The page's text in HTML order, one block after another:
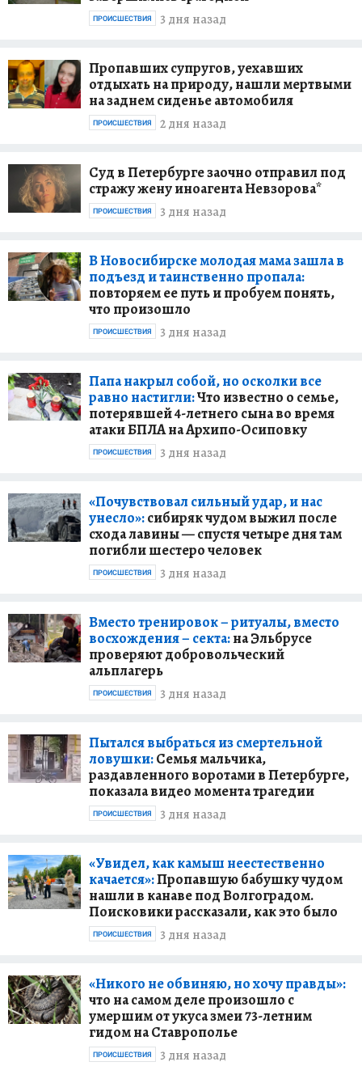
3 дня назад
ПРОИСШЕСТВИЯ
Пропавших супругов, уехавших
отдыхать на природу, нашли мертвыми
на заднем сиденье автомобиля
2 дня назад
ПРОИСШЕСТВИЯ
Суд в Петербурге заочно отправил под
стражу жену иноагента Невзорова*
3 дня назад
ПРОИСШЕСТВИЯ
В Новосибирске молодая мама зашла в
подъезд и таинственно пропала:
повторяем ее путь и пробуем понять,
что произошло
3 дня назад
ПРОИСШЕСТВИЯ
Папа накрыл собой, но осколки все
равно настигли:Что известно о семье,
потерявшей 4-летнего сына во время
атаки БПЛА на Архипо-Осиповку
3 дня назад
ПРОИСШЕСТВИЯ
«Почувствовал сильный удар, и нас
унесло»:сибиряк чудом выжил после
схода лавины — спустя четыре дня там
погибли шестеро человек
3 дня назад
ПРОИСШЕСТВИЯ
Вместо тренировок – ритуалы, вместо
восхождения – секта:на Эльбрусе
проверяют добровольческий
альплагерь
3 дня назад
ПРОИСШЕСТВИЯ
Пытался выбраться из смертельной
ловушки:Семья мальчика,
раздавленного воротами в Петербурге,
показала видео момента трагедии
3 дня назад
ПРОИСШЕСТВИЯ
«Увидел, как камыш неестественно
качается»:Пропавшую бабушку чудом
нашли в канаве под Волгоградом.
Поисковики рассказали, как это было
3 дня назад
ПРОИСШЕСТВИЯ
«Никого не обвиняю, но хочу правды»:
что на самом деле произошло с
умершим от укуса змеи 73-летним
гидом на Ставрополье
3 дня назад
ПРОИСШЕСТВИЯ